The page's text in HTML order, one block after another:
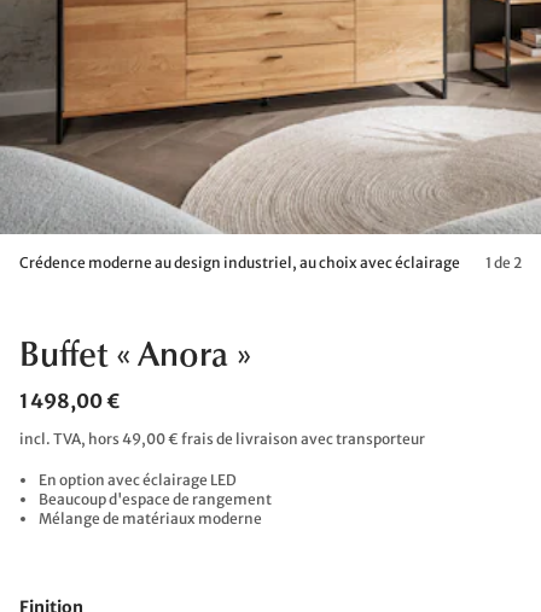
Crédence moderne au design industriel, au choix avec éclairage 1 de 2
Buffet « Anora »
1 498,00 €
incl. TVA, hors 49,00 € frais de livraison avec transporteur
En option avec éclairage LED
Beaucoup d'espace de rangement
Mélange de matériaux moderne
Finition